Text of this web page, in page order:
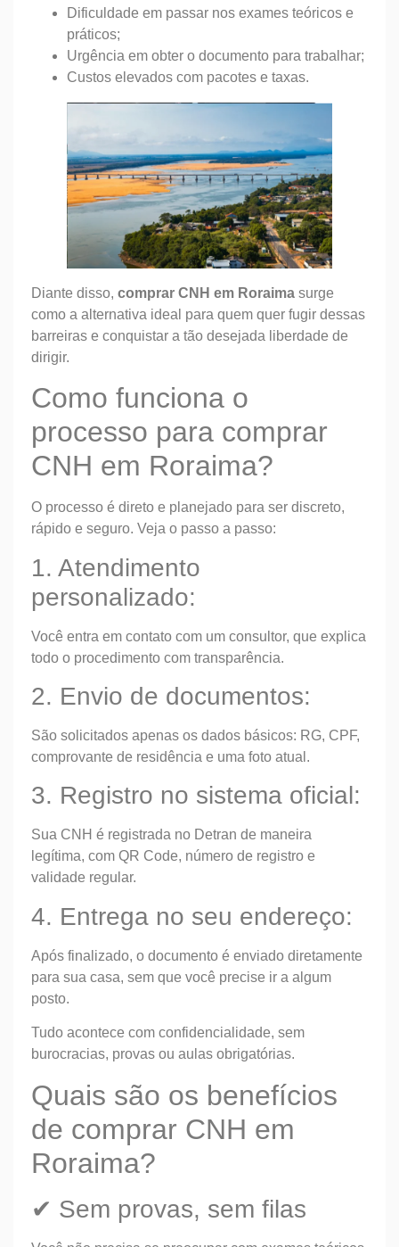
Dificuldade em passar nos exames teóricos e
práticos;
Urgência em obter o documento para trabalhar;
Custos elevados com pacotes e taxas.
Diante disso, comprar CNH em Roraima surge
como a alternativa ideal para quem quer fugir dessas
barreiras e conquistar a tão desejada liberdade de
dirigir.
Como funciona o
processo para comprar
CNH em Roraima?
O processo é direto e planejado para ser discreto,
rápido e seguro. Veja o passo a passo:
1. Atendimento
personalizado:
Você entra em contato com um consultor, que explica
todo o procedimento com transparência.
2. Envio de documentos:
São solicitados apenas os dados básicos: RG, CPF,
comprovante de residência e uma foto atual.
3. Registro no sistema oficial:
Sua CNH é registrada no Detran de maneira
legítima, com QR Code, número de registro e
validade regular.
4. Entrega no seu endereço:
Após finalizado, o documento é enviado diretamente
para sua casa, sem que você precise ir a algum
posto.
Tudo acontece com confidencialidade, sem
burocracias, provas ou aulas obrigatórias.
Quais são os benefícios
de comprar CNH em
Roraima?
✔ Sem provas, sem filas